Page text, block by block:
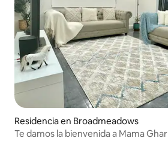
Residencia en Broadmeadows
Te damos la bienvenida a Mama Ghar